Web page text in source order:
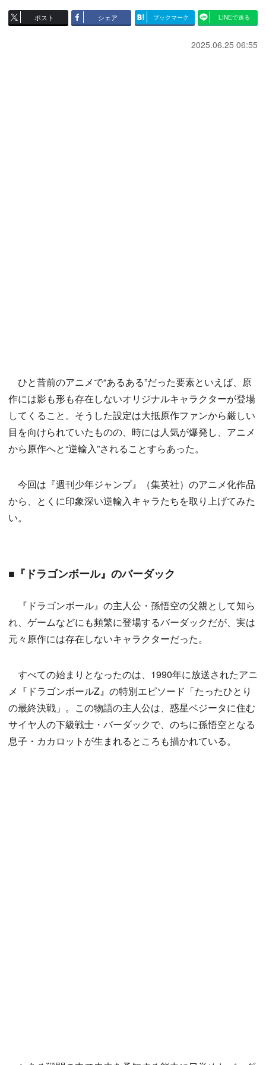
ポスト シェア ブックマーク LINEで送る
2025.06.25 06:55
ひと昔前のアニメで“あるある”だった要素といえば、原
作には影も形も存在しないオリジナルキャラクターが登場
してくること。そうした設定は大抵原作ファンから厳しい
目を向けられていたものの、時には人気が爆発し、アニメ
から原作へと“逆輸入”されることすらあった。
今回は『週刊少年ジャンプ』（集英社）のアニメ化作品
から、とくに印象深い逆輸入キャラたちを取り上げてみた
い。
■『ドラゴンボール』のバーダック
『ドラゴンボール』の主人公・孫悟空の父親として知ら
れ、ゲームなどにも頻繁に登場するバーダックだが、実は
元々原作には存在しないキャラクターだった。
すべての始まりとなったのは、1990年に放送されたアニ
メ『ドラゴンボールZ』の特別エピソード「たったひとり
の最終決戦」。この物語の主人公は、惑星ベジータに住む
サイヤ人の下級戦士・バーダックで、のちに孫悟空となる
息子・カカロットが生まれるところも描かれている。